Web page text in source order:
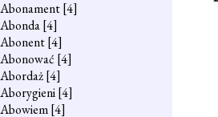
Abonament[4]
Abonda[4]
Abonent[4]
Abonować [4]
Abordaż[4]
Aborygieni[4]
Abowiem[4]